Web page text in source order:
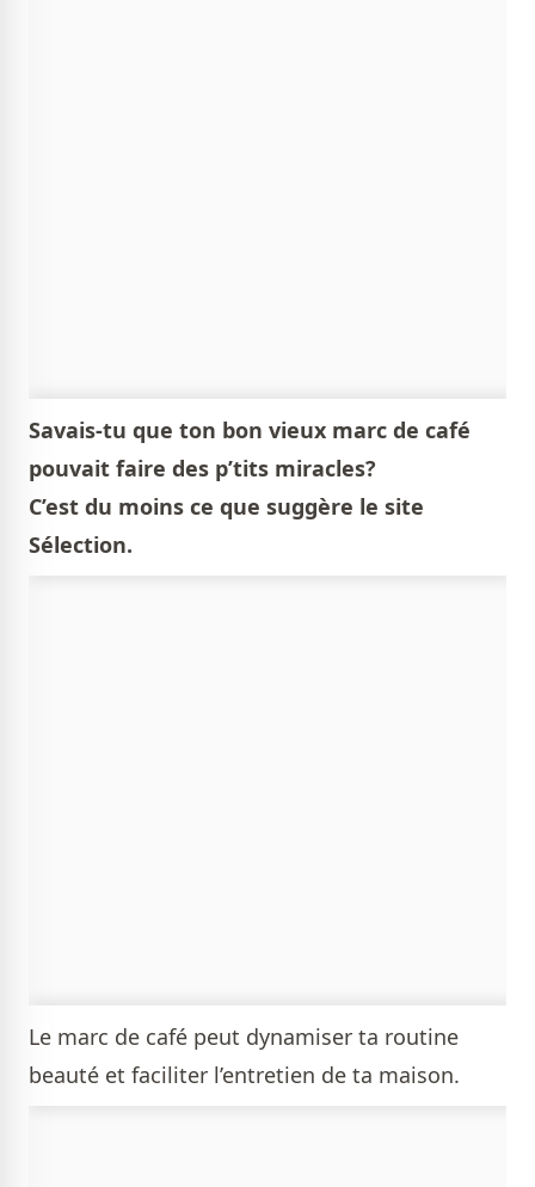
Savais-tu que ton bon vieux marc de café
pouvait faire des p’tits miracles?
C’est du moins ce que suggère le site
Sélection.
Le marc de café peut dynamiser ta routine
beauté et faciliter l’entretien de ta maison.